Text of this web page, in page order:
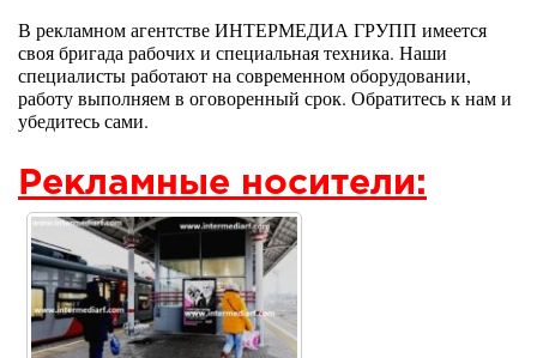
В рекламном агентстве ИНТЕРМЕДИА ГРУПП имеется
своя бригада рабочих и специальная техника. Наши
специалисты работают на современном оборудовании,
работу выполняем в оговоренный срок. Обратитесь к нам и
убедитесь сами.
Рекламные носители: